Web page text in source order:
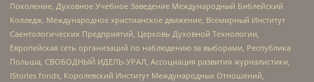
Поколение, Духовное Учебное Заведение Международный Библейский
Колледж, Международное христианское движение, Всемирный Институт
Саентологических Предприятий, Церковь Духовной Технологии,
Европейская сеть организаций по наблюдению за выборами, Республика
Польша, СВОБОДНЫЙ ИДЕЛЬ-УРАЛ, Ассоциация развития журналистики,
IStories fonds, Королевский Институт Международных Отношений,